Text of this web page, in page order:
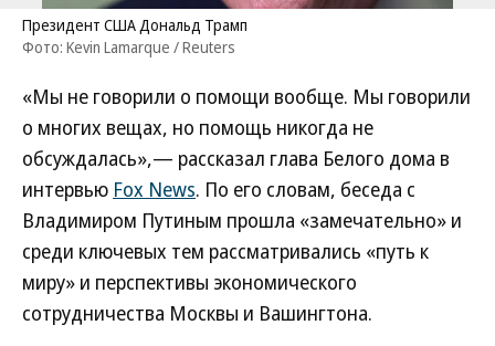
Президент США Дональд Трамп
Фото: Kevin Lamarque / Reuters
«Мы не говорили о помощи вообще. Мы говорили
о многих вещах, но помощь никогда не
обсуждалась»,— рассказал глава Белого дома в
интервью Fox News. По его словам, беседа с
Владимиром Путиным прошла «замечательно» и
среди ключевых тем рассматривались «путь к
миру» и перспективы экономического
сотрудничества Москвы и Вашингтона.